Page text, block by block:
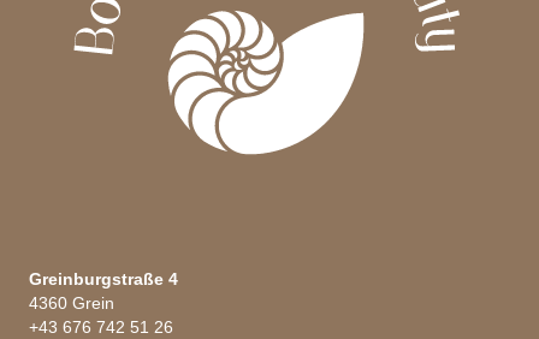
Greinburgstraße 4
4360 Grein
+43 676 742 51 26